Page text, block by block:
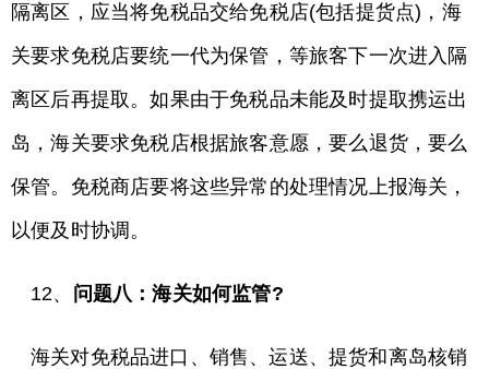
隔离区，应当将免税品交给免税店(包括提货点)，海
关要求免税店要统一代为保管，等旅客下一次进入隔
离区后再提取。如果由于免税品未能及时提取携运出
岛，海关要求免税店根据旅客意愿，要么退货，要么
保管。免税商店要将这些异常的处理情况上报海关，
以便及时协调。
12、 问题八：海关如何监管?
海关对免税品进口、销售、运送、提货和离岛核销